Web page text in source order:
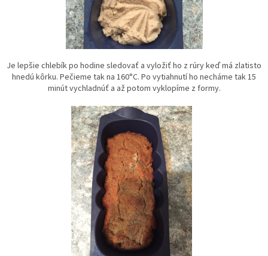
Je lepšie chlebík po hodine sledovať a vyložiť ho z rúry keď má zlatisto
hnedú kôrku. Pečieme tak na 160°C. Po vytiahnutí ho necháme tak 15
minút vychladnúť a až potom vyklopíme z formy.